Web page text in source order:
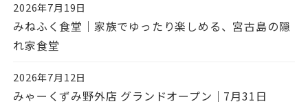
投稿日
2026年7月19日
みねふく食堂｜家族でゆったり楽しめる、宮古島の隠
れ家食堂
投稿日
2026年7月12日
みゃーくずみ野外店 グランドオープン｜7月31日